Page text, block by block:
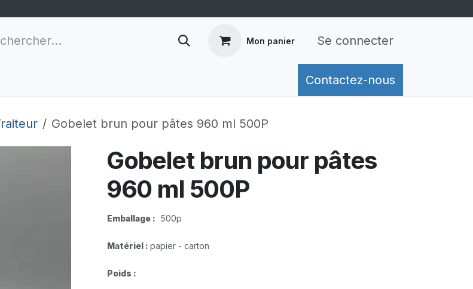
Mon panier Se connecter
Retours Conditions
Contactez-nous
Gobelet brun pour pâtes 960 ml 500P
Gobelet brun pour pâtes
960 ml 500P
Emballage : ​500p
Matériel : papier - carton
Poids :